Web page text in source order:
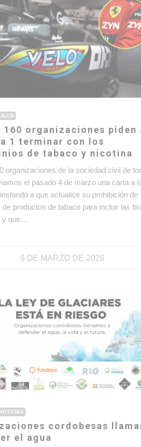
160 organizaciones piden
1 terminar con los
de tabaco y nicotina
organizaciones de la sociedad civil de
el pasado 4 de marzo una carta a
a que actualice su prohibición de
de productos de tabaco para incluir las
y que…
6 DE MARZO DE 2026
NOTICIAS
cordobesas
el agua